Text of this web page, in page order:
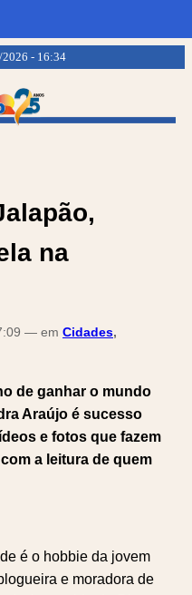
- 16:34
na
— em Cidades,
de ganhar o mundo
Araújo é sucesso
e fotos que fazem
a leitura de quem
é o hobbie da jovem
e moradora de